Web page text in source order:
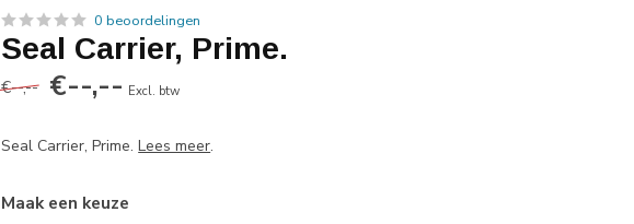
0 beoordelingen
Seal Carrier, Prime.
€--,-- €--,-- Excl. btw
Seal Carrier, Prime.Lees meer.
Maak een keuze